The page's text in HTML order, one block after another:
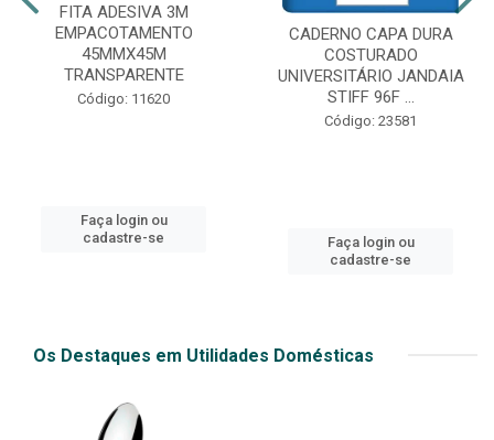
FITA ADESIVA 3M
EMPACOTAMENTO
45MMX45M
TRANSPARENTE
Código: 11620
Faça login ou
cadastre-se
CADERNO CAPA DURA
COSTURADO
UNIVERSITÁRIO JANDAIA
STIFF 96F ...
Código: 23581
Faça login ou
cadastre-se
Os Destaques em Utilidades Domésticas